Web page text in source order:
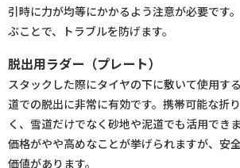
引時に力が均等にかかるよう注意が必要です
ぶことで、トラブルを防げます。
脱出用ラダー（プレート）
スタックした際にタイヤの下に敷いて使用す
道での脱出に非常に有効です。携帯可能な折
く、雪道だけでなく砂地や泥道でも活用でき
価格がやや高めなことが挙げられますが、安
価値があります。